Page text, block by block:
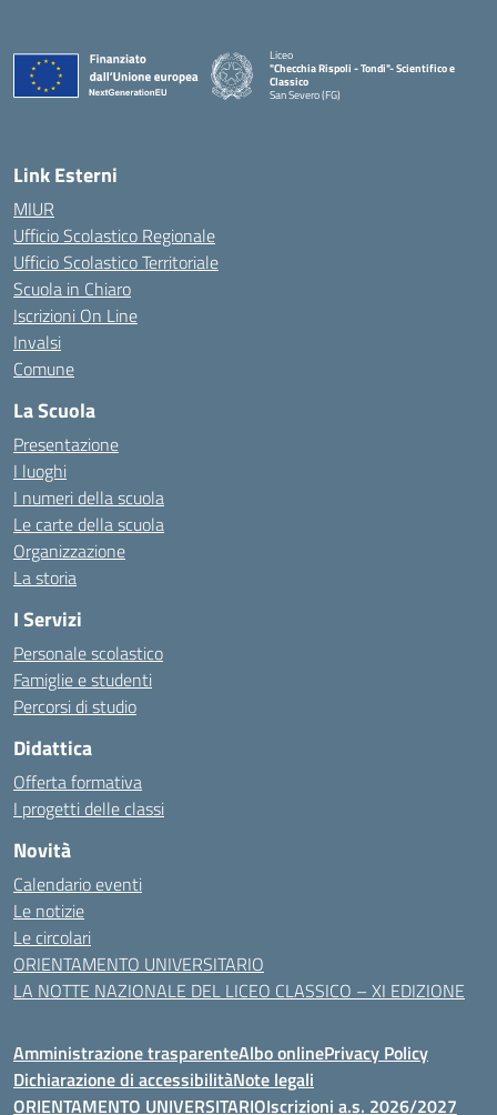
Liceo
"Checchia Rispoli - Tondi"- Scientifico e
Classico
San Severo (FG)
Link Esterni
MIUR
Ufficio Scolastico Regionale
Ufficio Scolastico Territoriale
Scuola in Chiaro
Iscrizioni On Line
Invalsi
Comune
La Scuola
Presentazione
I luoghi
I numeri della scuola
Le carte della scuola
Organizzazione
La storia
I Servizi
Personale scolastico
Famiglie e studenti
Percorsi di studio
Didattica
Offerta formativa
I progetti delle classi
Novità
Calendario eventi
Le notizie
Le circolari
ORIENTAMENTO UNIVERSITARIO
LA NOTTE NAZIONALE DEL LICEO CLASSICO – XI EDIZIONE
Amministrazione trasparenteAlbo onlinePrivacy Policy
Dichiarazione di accessibilitàNote legali
ORIENTAMENTO UNIVERSITARIOIscrizioni a.s. 2026/2027